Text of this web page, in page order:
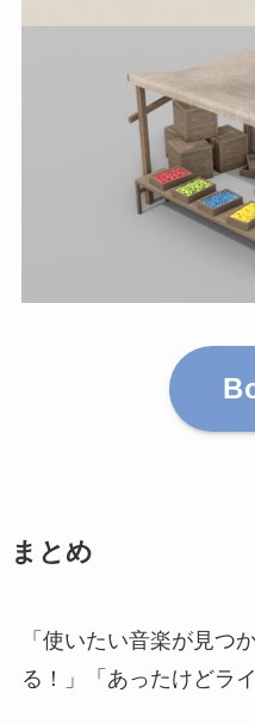
まとめ
「使いたい音楽が見つ
る！」「あったけどラ